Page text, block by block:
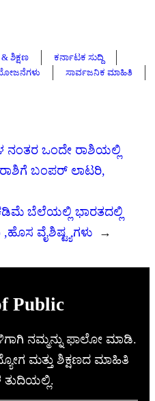
ಶಿಕ್ಷಣ
ಕರ್ನಾಟಕ ಸುದ್ದಿ
ಸಾರ್ವಜನಿಕ ಮಾಹಿತಿ
ನಂತರ ಒಂದೇ ರಾಶಿಯಲ್ಲಿ
ರಾಶಿಗೆ ಬಂಪರ್ ಲಾಟರಿ,
ಬೆಲೆಯಲ್ಲಿ ಭಾರತದಲ್ಲಿ
ವೈಶಿಷ್ಟ್ಯಗಳು
→
Public
ನಮ್ಮನ್ನು ಫಾಲೋ ಮಾಡಿ.
ಮತ್ತು ಶಿಕ್ಷಣದ ಮಾಹಿತಿ
ತುದಿಯಲ್ಲಿ.